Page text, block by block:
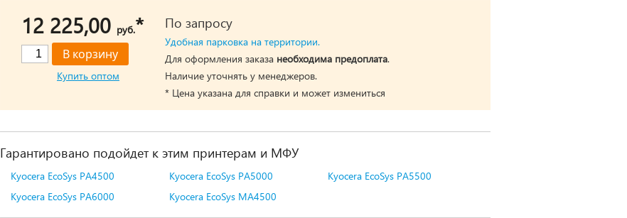
12 225,00 руб.*
Купить оптом
По запросу
Удобная парковка на территории.
Для оформления заказа необходима предоплата.
Наличие уточнять у менеджеров.
* Цена указана для справки и может измениться
Гарантировано подойдет к этим принтерам и МФУ
Kyocera EcoSys PA4500 Kyocera EcoSys PA5000
Kyocera EcoSys PA5500
Kyocera EcoSys PA6000
Kyocera EcoSys MA4500